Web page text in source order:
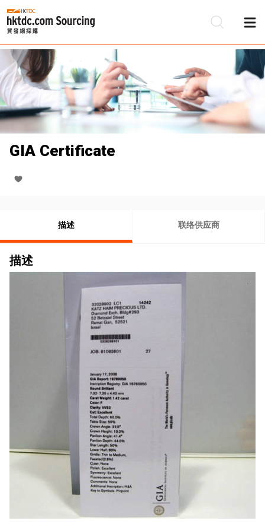
GIA Certificate
描述 联络供应商
描述